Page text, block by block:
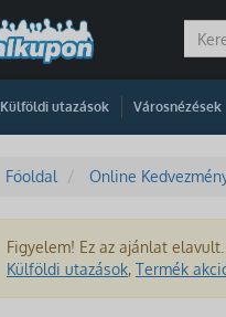
Külföldi utazások Városnézések
Főoldal Online
Figyelem! Ez az ajánlat
Külföldi utazások, Termék